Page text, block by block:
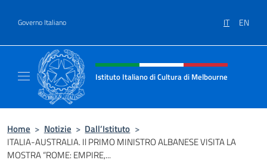
Governo Italiano IT EN
Intestazione sito, social e menù
Istituto Italiano di Cultura di Melbourne
Home > Notizie > Dall’Istituto >
ITALIA-AUSTRALIA. Il PRIMO MINISTRO ALBANESE VISITA LA
MOSTRA “ROME: EMPIRE,...